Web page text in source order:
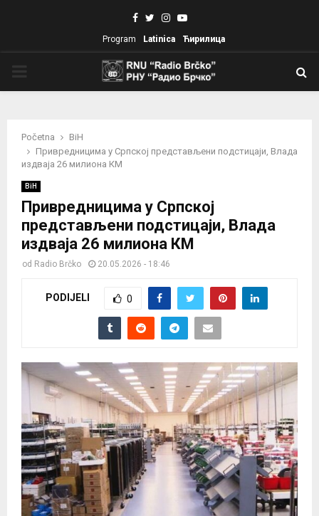
Facebook
TwitterInstagram
Youtube
Program Latinica Ћирилица
Početna
BiH
Привредницима у Српској представљени подстицаји, Влада
издваја 26 милиона КМ
BiH
Привредницима у Српској
представљени подстицаји, Влада
издваја 26 милиона КМ
od Radio Brčko 20.05.2026 - 18:46
PODIJELI 0